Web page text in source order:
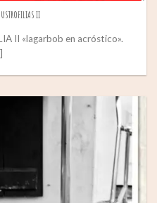
II
II «lagarbob en acróstico».